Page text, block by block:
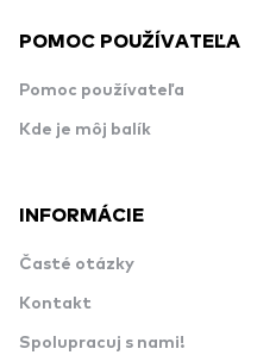
POMOC POUŽÍVATEĽA
Pomoc používateľa
Kde je môj balík
INFORMÁCIE
Časté otázky
Kontakt
Spolupracuj s nami!